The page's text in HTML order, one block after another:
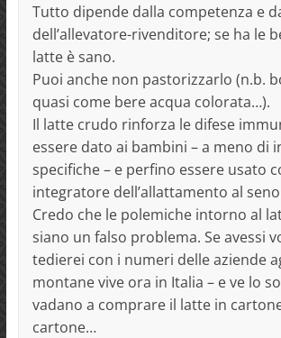
Tutto dipende dalla competenza e
dell’allevatore-rivenditore; se ha le
latte è sano.
Puoi anche non pastorizzarlo (n.b.
quasi come bere acqua colorata…).
Il latte crudo rinforza le difese
essere dato ai bambini – a meno di
specifiche – e perfino essere usato
integratore dell’allattamento al
Credo che le polemiche intorno al
siano un falso problema. Se avessi
tedierei con i numeri delle aziende
montane vive ora in Italia – e ve lo
vadano a comprare il latte in
cartone…